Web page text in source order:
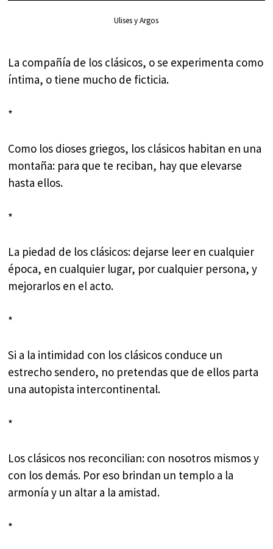
Ulises y Argos
La compañía de los clásicos, o se experimenta como
íntima, o tiene mucho de ficticia.
*
Como los dioses griegos, los clásicos habitan en una
montaña: para que te reciban, hay que elevarse
hasta ellos.
*
La piedad de los clásicos: dejarse leer en cualquier
época, en cualquier lugar, por cualquier persona, y
mejorarlos en el acto.
*
Si a la intimidad con los clásicos conduce un
estrecho sendero, no pretendas que de ellos parta
una autopista intercontinental.
*
Los clásicos nos reconcilian: con nosotros mismos y
con los demás. Por eso brindan un templo a la
armonía y un altar a la amistad.
*